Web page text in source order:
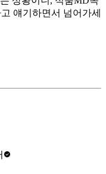
얘기하면서 넘어가세